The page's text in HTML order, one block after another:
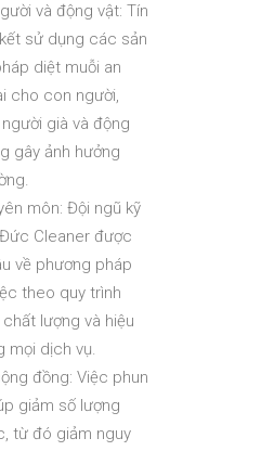
và động vật: Tín
sử dụng các sản
diệt muỗi an
cho con người,
già và động
gây ảnh hưởng
môn: Đội ngũ kỹ
Cleaner được
về phương pháp
theo quy trình
lượng và hiệu
mọi dịch vụ.
đồng: Việc phun
giảm số lượng
từ đó giảm nguy